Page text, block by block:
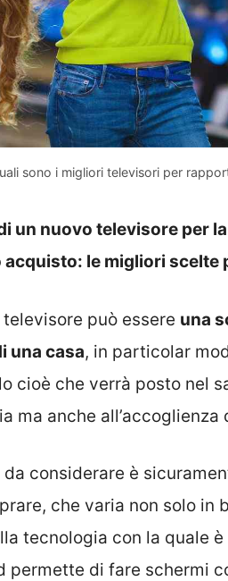
sono i migliori televisori per
un nuovo televisore per
le migliori scelte
televisore può essere una
una casa, in particolar
cioè che verrà posto nel
ma anche all’accoglienza
considerare è
che varia non solo in
tecnologia con la quale
permette di fare schermi